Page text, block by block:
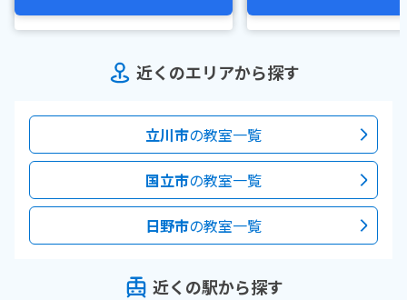
近くのエリアから探す
立川市の教室一覧
国立市の教室一覧
日野市の教室一覧
近くの駅から探す